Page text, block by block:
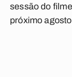
sessão do
próximo